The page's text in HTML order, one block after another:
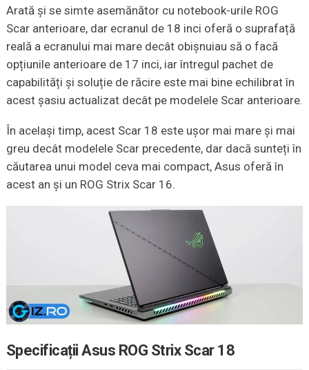
Arată și se simte asemănător cu notebook-urile ROG
Scar anterioare, dar ecranul de 18 inci oferă o suprafață
reală a ecranului mai mare decât obișnuiau să o facă
opțiunile anterioare de 17 inci, iar întregul pachet de
capabilități și soluție de răcire este mai bine echilibrat în
acest șasiu actualizat decât pe modelele Scar anterioare.
În același timp, acest Scar 18 este ușor mai mare și mai
greu decât modelele Scar precedente, dar dacă sunteți în
căutarea unui model ceva mai compact, Asus oferă în
acest an și un ROG Strix Scar 16.
Specificații Asus ROG Strix Scar 18